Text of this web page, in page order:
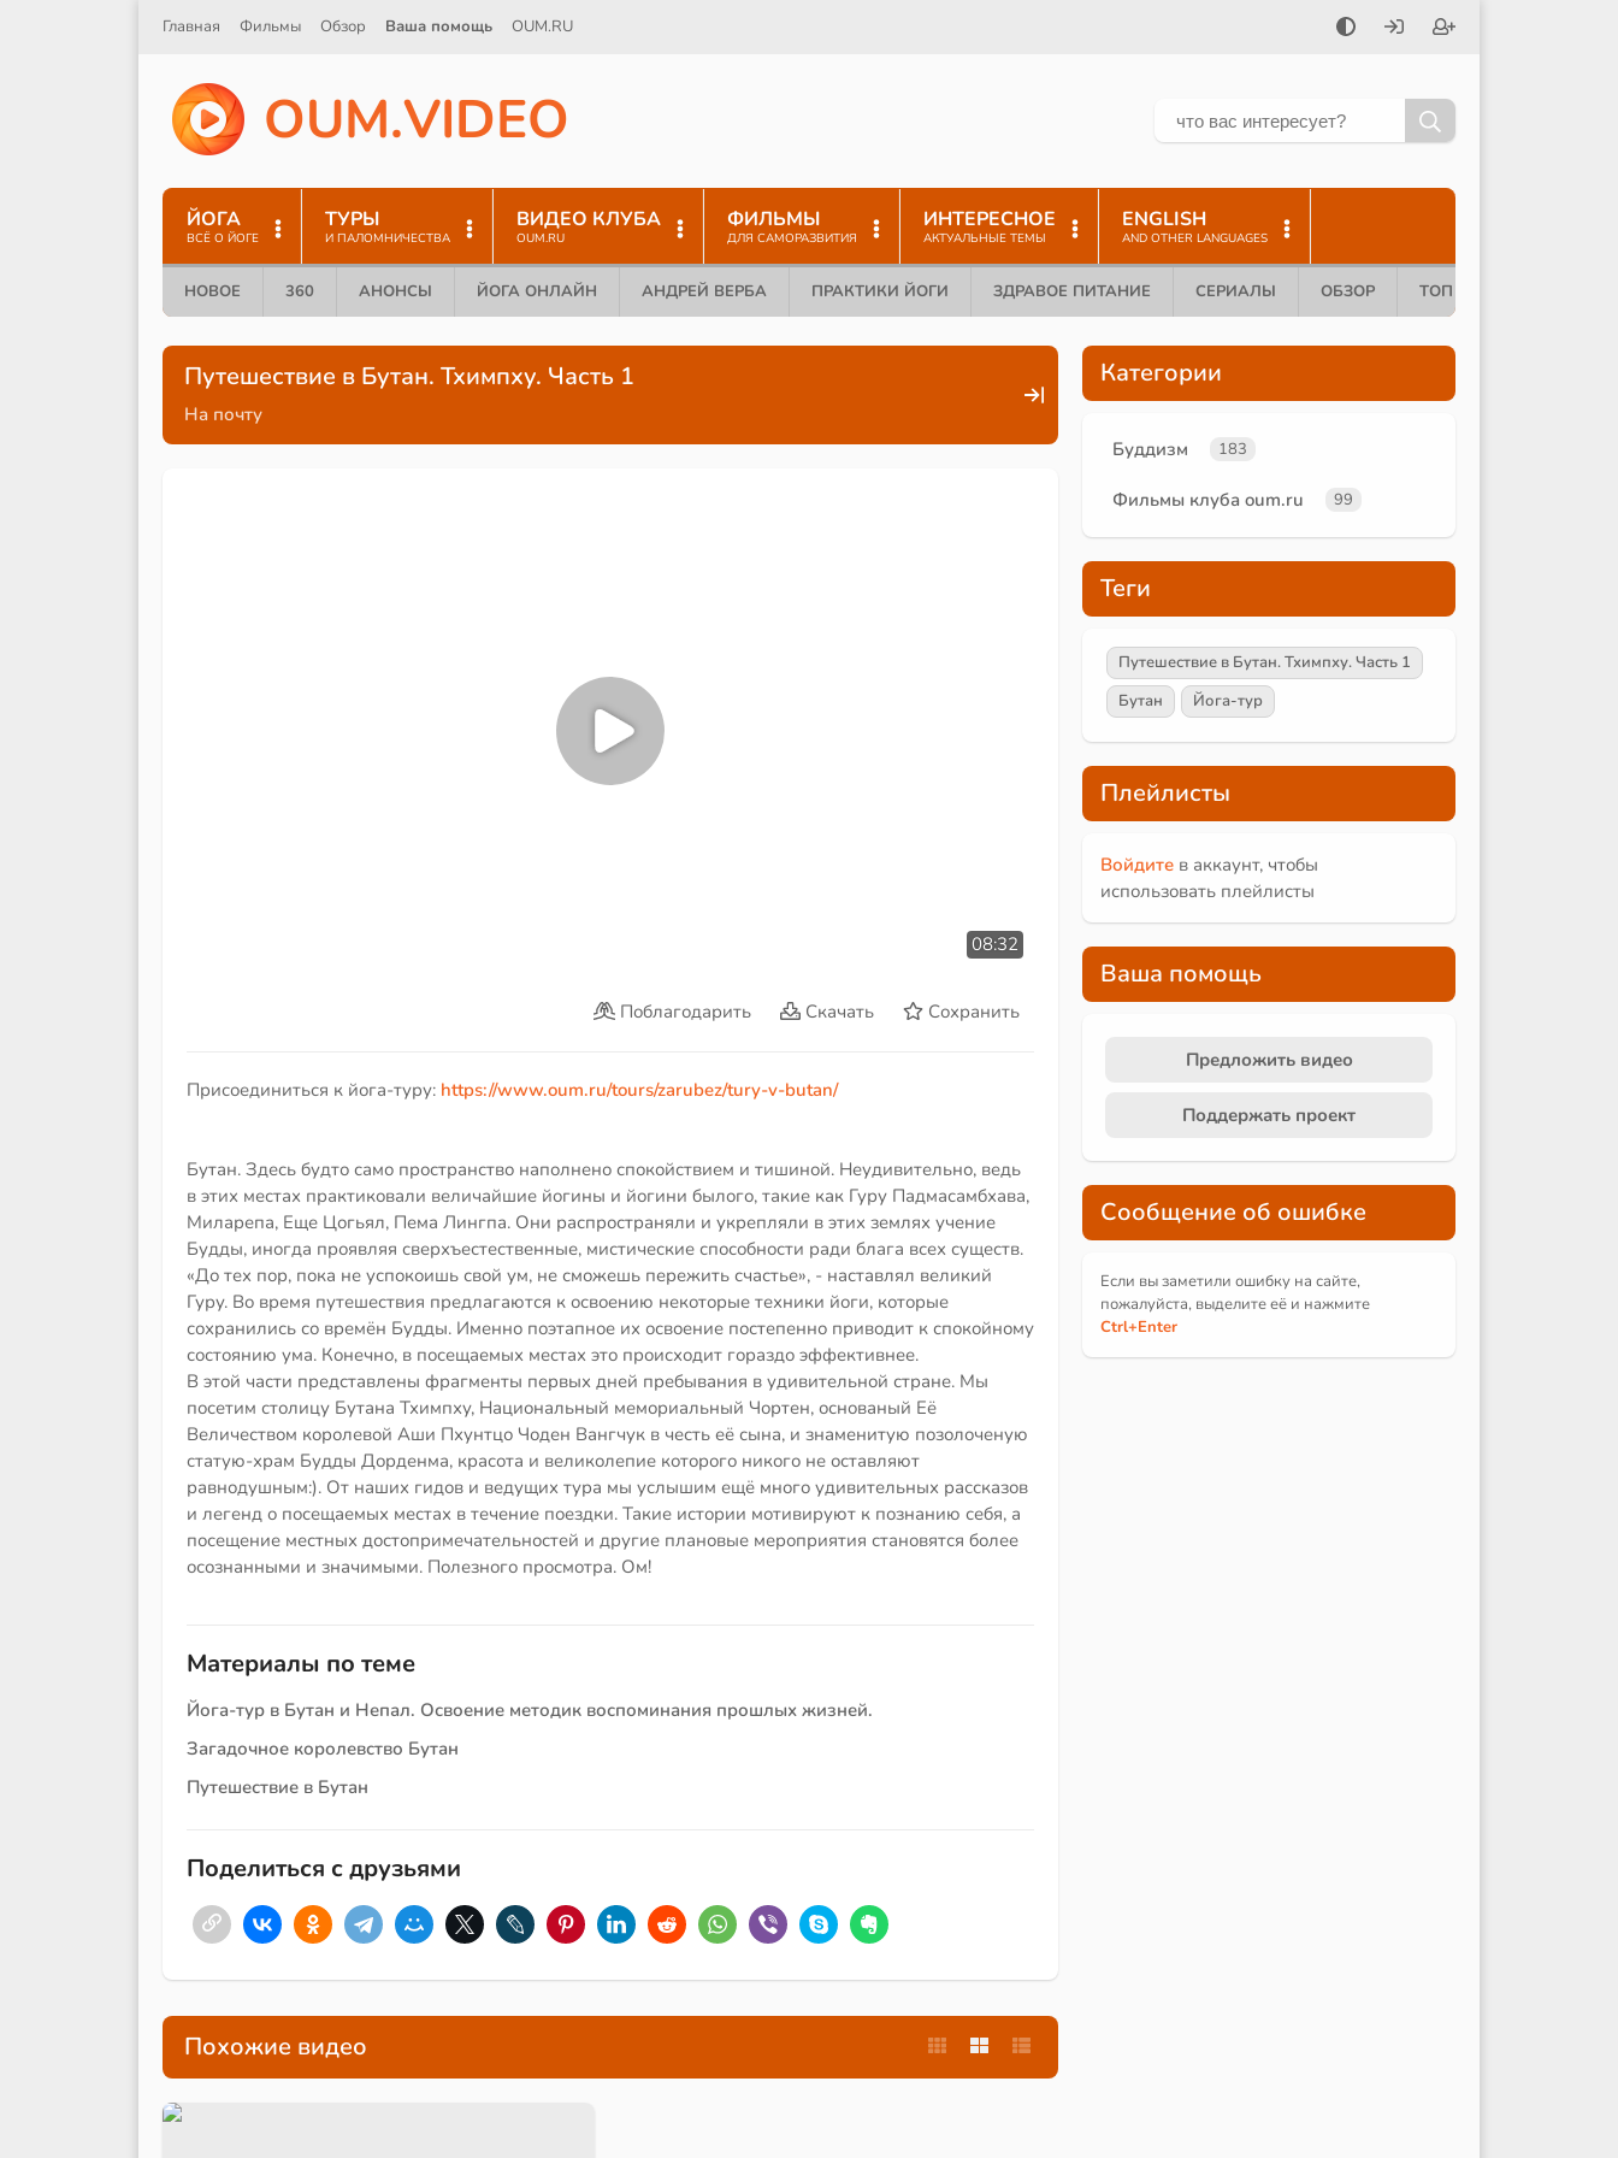
Главная Фильмы Обзор Ваша помощь OUM.RU
OUM.VIDEO
ЙОГА
ВСЁ О ЙОГЕ
ТУРЫ
И ПАЛОМНИЧЕСТВА
ВИДЕО КЛУБА
OUM.RU
ФИЛЬМЫ
ДЛЯ САМОРАЗВИТИЯ
ИНТЕРЕСНОЕ
АКТУАЛЬНЫЕ ТЕМЫ
ENGLISH
AND OTHER LANGUAGES
НОВОЕ 360 АНОНСЫ ЙОГА ОНЛАЙН АНДРЕЙ ВЕРБА ПРАКТИКИ ЙОГИ ЗДРАВОЕ ПИТАНИЕ СЕРИАЛЫ ОБЗОР ТОП 10
Путешествие в Бутан. Тхимпху. Часть 1
На почту
08:32
Поблагодарить Скачать Сохранить
Присоединиться к йога-туру: https://www.oum.ru/tours/zarubez/tury-v-butan/
Бутан. Здесь будто само пространство наполнено спокойствием и тишиной. Неудивительно, ведь
в этих местах практиковали величайшие йогины и йогини былого, такие как Гуру Падмасамбхава,
Миларепа, Еще Цогьял, Пема Лингпа. Они распространяли и укрепляли в этих землях учение
Будды, иногда проявляя сверхъестественные, мистические способности ради блага всех существ.
«До тех пор, пока не успокоишь свой ум, не сможешь пережить счастье», - наставлял великий
Гуру. Во время путешествия предлагаются к освоению некоторые техники йоги, которые
сохранились со времён Будды. Именно поэтапное их освоение постепенно приводит к спокойному
состоянию ума. Конечно, в посещаемых местах это происходит гораздо эффективнее.
В этой части представлены фрагменты первых дней пребывания в удивительной стране. Мы
посетим столицу Бутана Тхимпху, Национальный мемориальный Чортен, основаный Её
Величеством королевой Аши Пхунтцо Чоден Вангчук в честь её сына, и знаменитую позолоченую
статую-храм Будды Дорденма, красота и великолепие которого никого не оставляют
равнодушным:). От наших гидов и ведущих тура мы услышим ещё много удивительных рассказов
и легенд о посещаемых местах в течение поездки. Такие истории мотивируют к познанию себя, а
посещение местных достопримечательностей и другие плановые мероприятия становятся более
осознанными и значимыми. Полезного просмотра. Ом!
Материалы по теме
Йога-тур в Бутан и Непал. Освоение методик воспоминания прошлых жизней.
Загадочное королевство Бутан
Путешествие в Бутан
Поделиться с друзьями
Похожие видео
Категории
Буддизм 183
Фильмы клуба oum.ru 99
Теги
Путешествие в Бутан. Тхимпху. Часть 1
Бутан
Йога-тур
Плейлисты
Войдите в аккаунт, чтобы
использовать плейлисты
Ваша помощь
Предложить видео
Поддержать проект
Сообщение об ошибке
Если вы заметили ошибку на сайте,
пожалуйста, выделите её и нажмите
Ctrl+Enter